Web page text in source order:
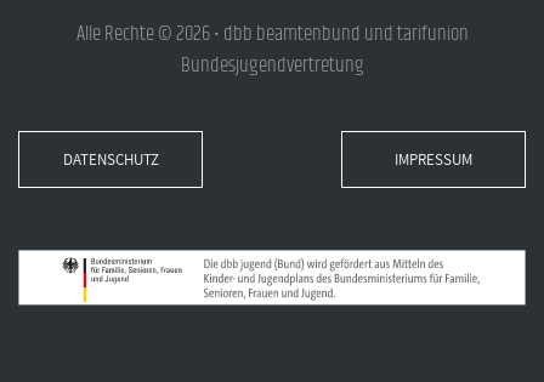
Alle Rechte © 2026 • dbb beamtenbund und tarifunion
Bundesjugendvertretung
DATENSCHUTZ IMPRESSUM